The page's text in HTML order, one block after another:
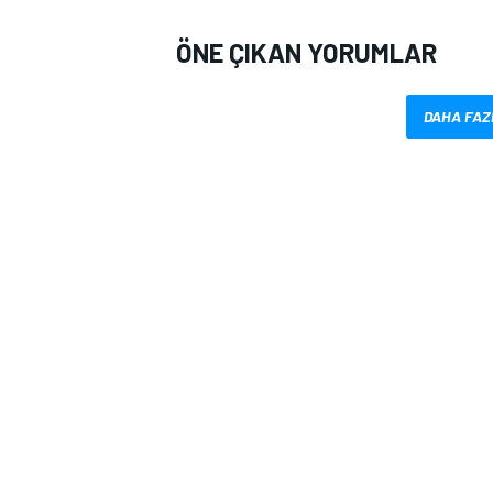
ÖNE ÇIKAN YORUMLAR
DAHA